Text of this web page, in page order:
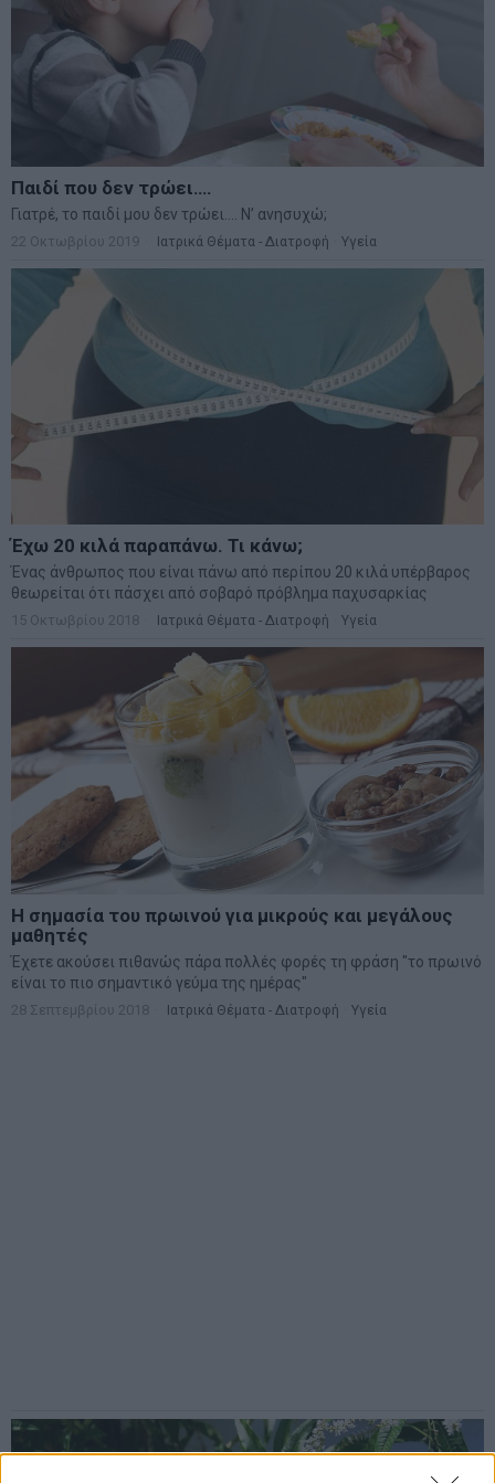
Η σημασία του πρωινού για μικρούς και μεγάλους
μαθητές
Έχετε ακούσει πιθανώς πάρα πολλές φορές τη φράση "το πρωινό
είναι το πιο σημαντικό γεύμα της ημέρας"
28 Σεπτεμβρίου 2018 Ιατρικά Θέματα - Διατροφή · Υγεία
Λουίζα ή αλλιώς «χόρτο του Θεού»
Ένας ποώδης, πολυετής και φυλλοβόλος θάμνος που σε ευνοϊκές
κλιματικές συνθήκες φτάνει τα 2 μέτρα ύψος
4 Απριλίου 2018 Ιατρικά Θέματα - Διατροφή · Υγεία